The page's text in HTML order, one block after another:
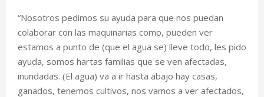
“Nosotros pedimos su ayuda para que nos puedan
colaborar con las maquinarias como, pueden ver
estamos a punto de (que el agua se) lleve todo, les pido
ayuda, somos hartas familias que se ven afectadas,
inundadas. (El agua) va a ir hasta abajo hay casas,
ganados, tenemos cultivos, nos vamos a ver afectados,